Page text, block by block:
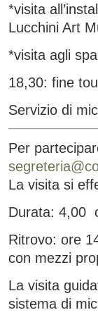
*visita
Lucchini Art
*visita agli
18,30: fine
Servizio di
Per
La visita si
Durata: 4,00
Ritrovo: ore
con mezzi
La visita
sistema di